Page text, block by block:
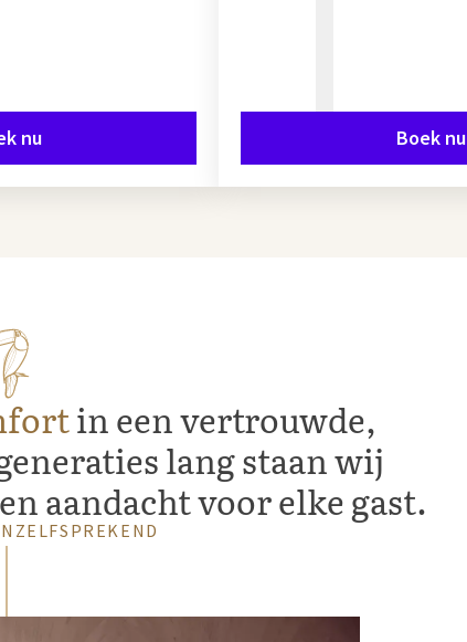
nu Boek nu
in een vertrouwde,
lang staan wij
aandacht voor elke gast.